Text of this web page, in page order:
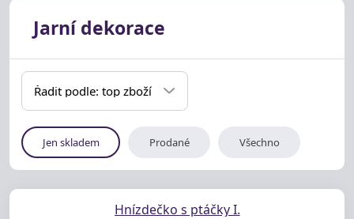
Jarní dekorace
Řadit podle: top zboží
Jen skladem Prodané Všechno
Hnízdečko s ptáčky I.